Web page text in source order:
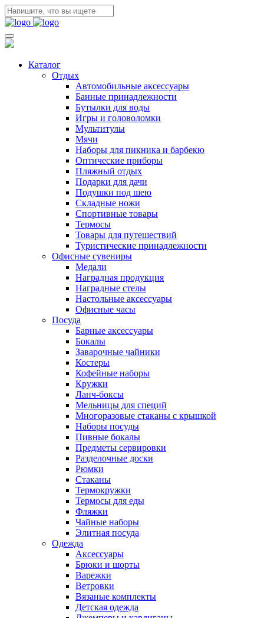
Каталог
Отдых
Автомобильные аксессуары
Банные принадлежности
Бутылки для воды
Игры и головоломки
Мультитулы
Мячи
Наборы для пикника и барбекю
Оптические приборы
Пляжный отдых
Подарки для дачи
Подушки под шею
Складные ножи
Спортивные товары
Термосы
Товары для путешествий
Туристические принадлежности
Офисные сувениры
Медали
Наградная продукция
Наградные стелы
Настольные аксессуары
Офисные часы
Посуда
Барные аксессуары
Бокалы
Заварочные чайники
Костеры
Кофейные наборы
Кружки
Ланч-боксы
Мельницы для специй
Многоразовые стаканы с крышкой
Наборы посуды
Пивные бокалы
Предметы сервировки
Разделочные доски
Рюмки
Стаканы
Термокружки
Термосы для еды
Фляжки
Чайные наборы
Элитная посуда
Одежда
Аксессуары
Брюки и шорты
Варежки
Ветровки
Вязаные комплекты
Детская одежда